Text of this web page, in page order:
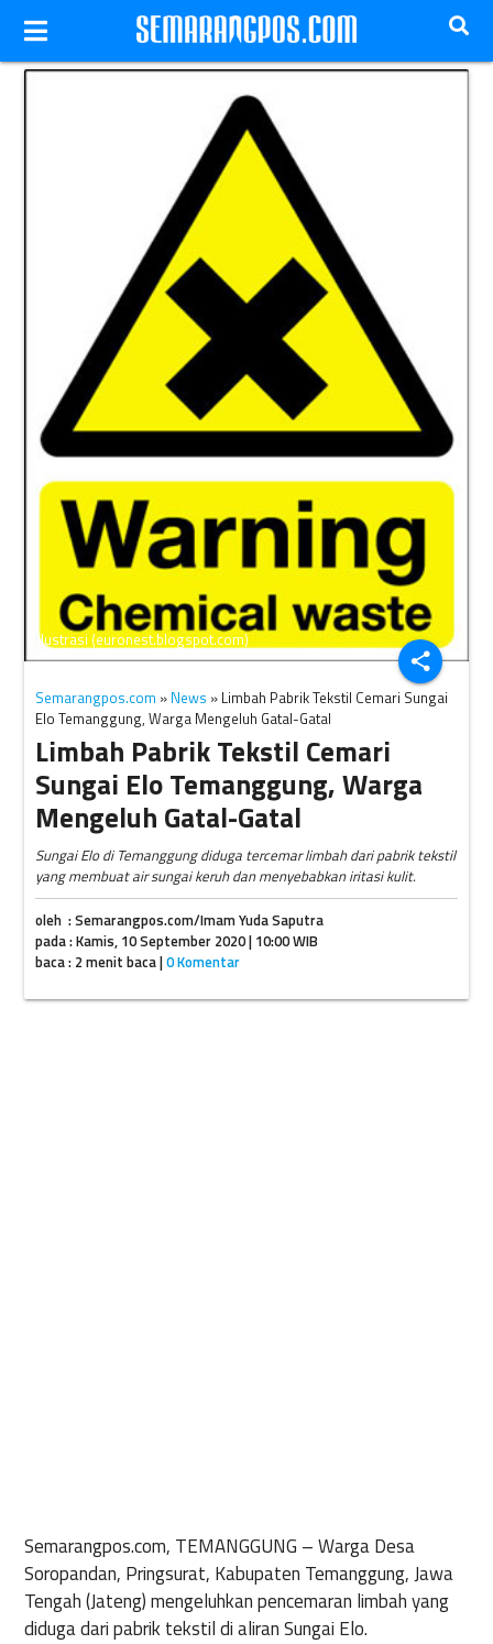
share
ilustrasi (euronest.blogspot.com)
Semarangpos.com » News » Limbah Pabrik Tekstil Cemari Sungai
Elo Temanggung, Warga Mengeluh Gatal-Gatal
Limbah Pabrik Tekstil Cemari
Sungai Elo Temanggung, Warga
Mengeluh Gatal-Gatal
Sungai Elo di Temanggung diduga tercemar limbah dari pabrik tekstil
yang membuat air sungai keruh dan menyebabkan iritasi kulit.
oleh : Semarangpos.com/Imam Yuda Saputra
pada : Kamis, 10 September 2020 | 10:00 WIB
baca : 2 menit baca |0 Komentar
Semarangpos.com, TEMANGGUNG –Warga Desa
Soropandan, Pringsurat, Kabupaten Temanggung, Jawa
Tengah (Jateng) mengeluhkan pencemaran limbah yang
diduga dari pabrik tekstil di aliran Sungai Elo.